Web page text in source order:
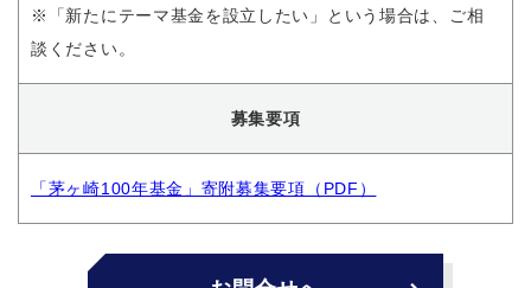
※「新たにテーマ基金を設立したい」という場合は、ご相
談ください。
募集要項
「茅ヶ崎100年基金」寄附募集要項（PDF）